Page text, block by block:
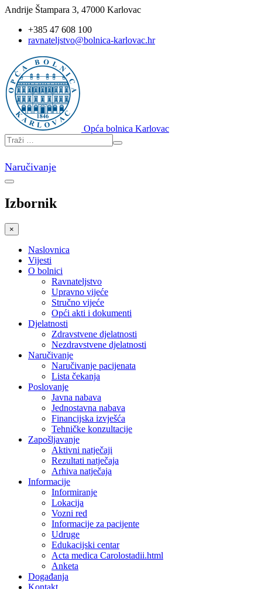
Andrije Štampara 3, 47000 Karlovac
+385 47 608 100
ravnateljstvo@bolnica-karlovac.hr
Opća bolnica Karlovac
Naručivanje
Izbornik
×
Naslovnica
Vijesti
O bolnici
Ravnateljstvo
Upravno vijeće
Stručno vijeće
Opći akti i dokumenti
Djelatnosti
Zdravstvene djelatnosti
Nezdravstvene djelatnosti
Naručivanje
Naručivanje pacijenata
Lista čekanja
Poslovanje
Javna nabava
Jednostavna nabava
Financijska izvješća
Tehničke konzultacije
Zapošljavanje
Aktivni natječaji
Rezultati natječaja
Arhiva natječaja
Informacije
Informiranje
Lokacija
Vozni red
Informacije za pacijente
Udruge
Edukacijski centar
Acta medica Carolostadii.html
Anketa
Događanja
Kontakt